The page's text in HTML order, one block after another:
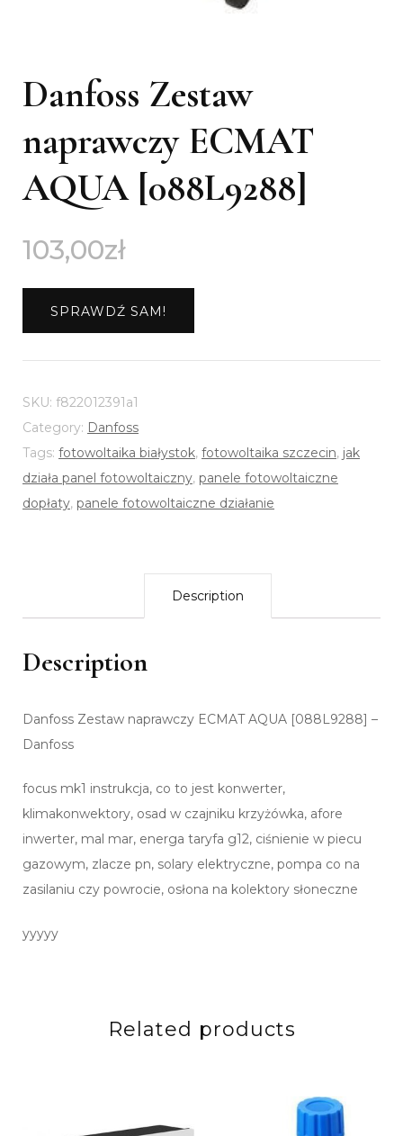
Danfoss Zestaw
naprawczy ECMAT
AQUA [088L9288]
103,00zł
SPRAWDŹ SAM!
SKU: f822012391a1
Category: Danfoss
Tags: fotowoltaika białystok, fotowoltaika szczecin, jak
działa panel fotowoltaiczny, panele fotowoltaiczne
dopłaty, panele fotowoltaiczne działanie
Description
Description
Danfoss Zestaw naprawczy ECMAT AQUA [088L9288] –
Danfoss
focus mk1 instrukcja, co to jest konwerter,
klimakonwektory, osad w czajniku krzyżówka, afore
inwerter, mal mar, energa taryfa g12, ciśnienie w piecu
gazowym, zlacze pn, solary elektryczne, pompa co na
zasilaniu czy powrocie, osłona na kolektory słoneczne
yyyyy
Related products